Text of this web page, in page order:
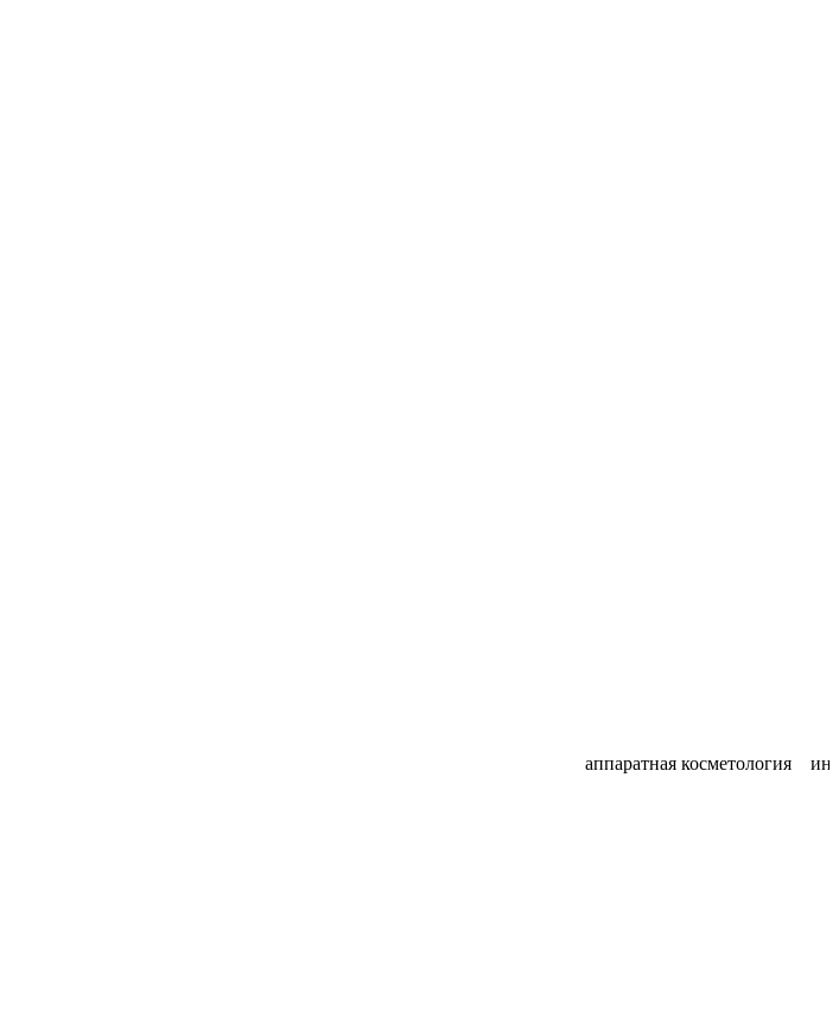
аппаратная косметология инъекционная косметология эстетическая косметология